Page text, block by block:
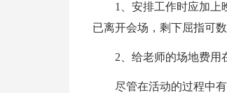
1、安排工作时应加上
已离开会场，剩下屈指可
2、给老师的场地费用
尽管在活动的过程中